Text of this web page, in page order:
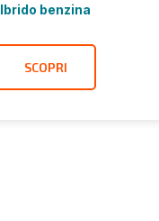
Ibrido benzina
SCOPRI